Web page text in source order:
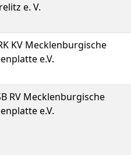
e. V.
KV Mecklenburgische
e.V.
RV Mecklenburgische
e.V.